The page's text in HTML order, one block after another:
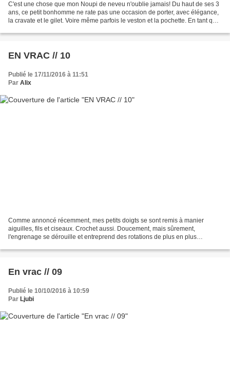
C'est une chose que mon Noupi de neveu n'oublie jamais! Du haut de ses 3
ans, ce petit bonhomme ne rate pas une occasion de porter, avec élégance,
la cravate et le gilet. Voire même parfois le veston et la pochette. En tant que
EN VRAC // 10
Publié le 17/11/2016 à 11:51
Par Alix
Comme annoncé récemment, mes petits doigts se sont remis à manier
aiguilles, fils et ciseaux. Crochet aussi. Doucement, mais sûrement,
l'engrenage se dérouille et entreprend des rotations de plus en plus
En vrac // 09
Publié le 10/10/2016 à 10:59
Par Ljubi